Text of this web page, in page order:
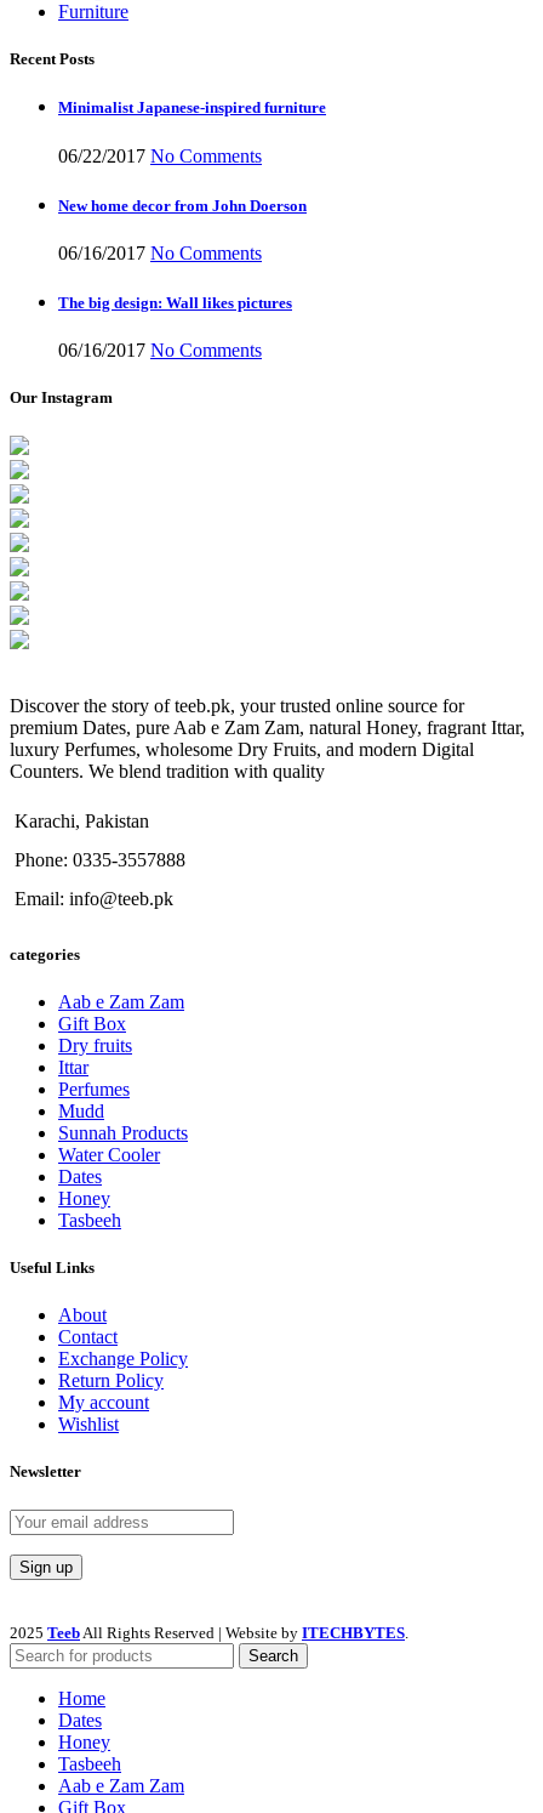
Furniture
Recent Posts
Minimalist Japanese-inspired furniture
06/22/2017 No Comments
New home decor from John Doerson
06/16/2017 No Comments
The big design: Wall likes pictures
06/16/2017 No Comments
Our Instagram
Discover the story of teeb.pk, your trusted online source for
premium Dates, pure Aab e Zam Zam, natural Honey, fragrant Ittar,
luxury Perfumes, wholesome Dry Fruits, and modern Digital
Counters. We blend tradition with quality
Karachi, Pakistan
Phone: 0335-3557888
Email: info@teeb.pk
categories
Aab e Zam Zam
Gift Box
Dry fruits
Ittar
Perfumes
Mudd
Sunnah Products
Water Cooler
Dates
Honey
Tasbeeh
Useful Links
About
Contact
Exchange Policy
Return Policy
My account
Wishlist
Newsletter
2025 Teeb All Rights Reserved | Website by ITECHBYTES
Search
Home
Dates
Honey
Tasbeeh
Aab e Zam Zam
Gift Box